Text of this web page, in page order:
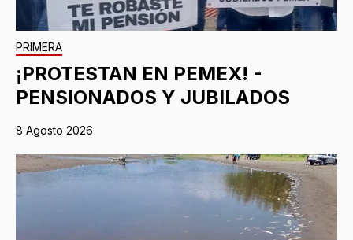
PRIMERA
¡PROTESTAN EN PEMEX! -
PENSIONADOS Y JUBILADOS
8 Agosto 2026